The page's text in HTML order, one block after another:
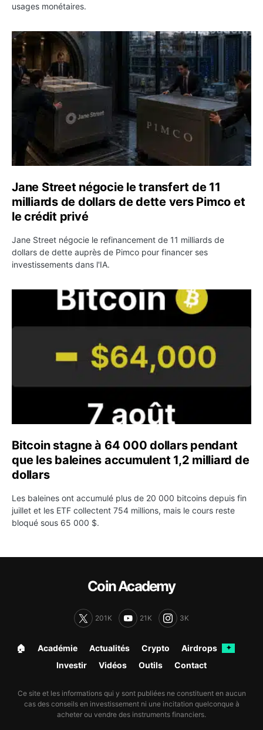
usages monétaires.
Jane Street négocie le transfert de 11 milliards de
Jane Street négocie le transfert de 11
milliards de dollars de dette vers Pimco et
le crédit privé
Jane Street négocie le refinancement de 11 milliards de
dollars de dette auprès de Pimco pour financer ses
investissements dans l'IA.
Bitcoin stagne à 64 000 dollars pendant que les
Bitcoin stagne à 64 000 dollars pendant
que les baleines accumulent 1,2 milliard de
dollars
Les baleines ont accumulé plus de 20 000 bitcoins depuis fin
juillet et les ETF collectent 754 millions, mais le cours reste
bloqué sous 65 000 $.
Coin Academy
201K 21K 3K
🏠︎ Académie Actualités Crypto Airdrops ✦
Investir Vidéos Outils Contact
Ce site et les informations qui y sont publiées ne constituent en aucun
cas des conseils en investissement ni une incitation quelconque à
acheter ou vendre des instruments financiers.